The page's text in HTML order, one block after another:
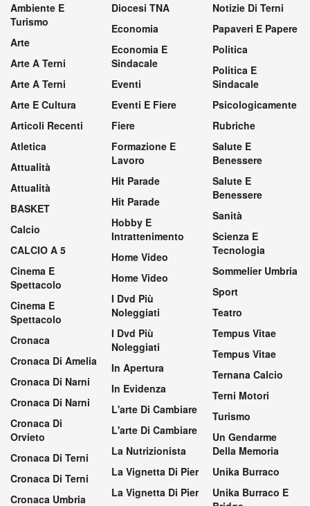
Ambiente E
Turismo
Arte
Arte A Terni
Arte A Terni
Arte E Cultura
Articoli Recenti
Atletica
Attualità
Attualità
BASKET
Calcio
CALCIO A 5
Cinema E
Spettacolo
Cinema E
Spettacolo
Cronaca
Cronaca Di Amelia
Cronaca Di Narni
Cronaca Di Narni
Cronaca Di
Orvieto
Cronaca Di Terni
Cronaca Di Terni
Cronaca Umbria
Diocesi TNA
Economia
Economia E
Sindacale
Eventi
Eventi E Fiere
Fiere
Formazione E
Lavoro
Hit Parade
Hit Parade
Hobby E
Intrattenimento
Home Video
Home Video
I Dvd Più
Noleggiati
I Dvd Più
Noleggiati
In Apertura
In Evidenza
L'arte Di Cambiare
L'arte Di Cambiare
La Nutrizionista
La Vignetta Di Pier
La Vignetta Di Pier
Notizie Di Terni
Papaveri E Papere
Politica
Politica E
Sindacale
Psicologicamente
Rubriche
Salute E
Benessere
Salute E
Benessere
Sanità
Scienza E
Tecnologia
Sommelier Umbria
Sport
Teatro
Tempus Vitae
Tempus Vitae
Ternana Calcio
Terni Motori
Turismo
Un Gendarme
Della Memoria
Unika Burraco
Unika Burraco E